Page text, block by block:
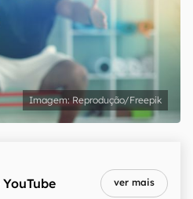
Reprodução/Freepik
YouTube ver mais